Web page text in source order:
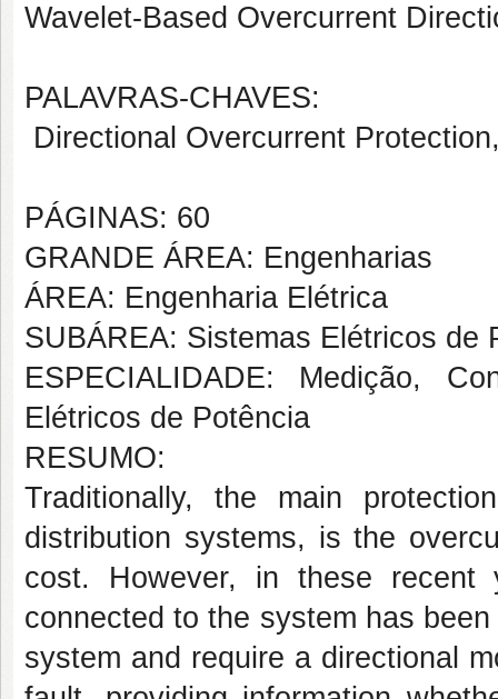
Wavelet-Based Overcurrent
PALAVRAS-CHAVES:
Directional Overcurrent
PÁGINAS: 60
GRANDE ÁREA: Engenharias
ÁREA: Engenharia Elétrica
SUBÁREA: Sistemas Elétricos de
ESPECIALIDADE: Medição,
Elétricos de Potência
RESUMO:
Traditionally, the main
distribution systems, is the
cost. However, in these recent
connected to the system has
system and require a directional